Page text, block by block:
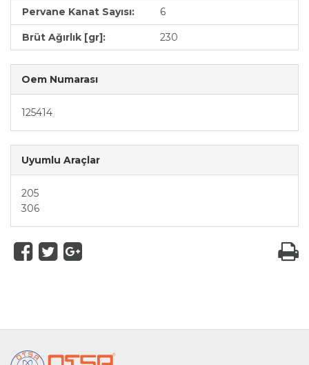
Pervane Kanat Sayısı: 6
Brüt Ağırlık [gr]: 230
Oem Numarası
125414
Uyumlu Araçlar
205
306